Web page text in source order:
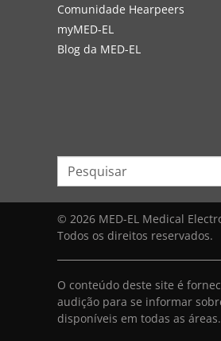
Comunidade Hearpeers
myMED‑EL
Blog da MED-EL
© 2026 MED-EL Medical
Todos os direitos reservados.
O conteúdo deste site é
audição para se informar
disponíveis em todas as áreas.